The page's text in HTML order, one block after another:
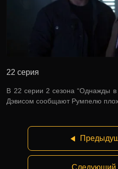
22 серия
В 22 серии 2 сезона “Однажды в
Дэвисом сообщают Румпелю
Следующий